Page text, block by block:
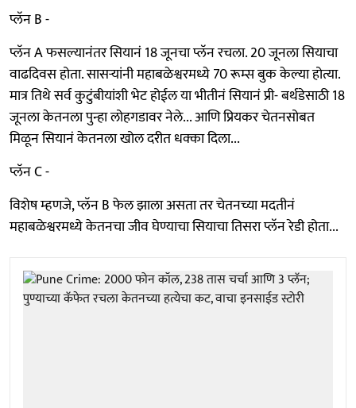
प्लॅन B -
प्लॅन A फसल्यानंतर सियानं 18 जूनचा प्लॅन रचला. 20 जूनला सियाचा
वाढदिवस होता. सासऱ्यांनी महाबळेश्वरमध्ये 70 रूम्स बुक केल्या होत्या.
मात्र तिथे सर्व कुटुंबीयांशी भेट होईल या भीतीनं सियानं प्री- बर्थडेसाठी 18
जूनला केतनला पुन्हा लोहगडावर नेले... आणि प्रियकर चेतनसोबत
मिळून सियानं केतनला खोल दरीत धक्का दिला...
प्लॅन C -
विशेष म्हणजे, प्लॅन B फेल झाला असता तर चेतनच्या मदतीनं
महाबळेश्वरमध्ये केतनचा जीव घेण्याचा सियाचा तिसरा प्लॅन रेडी होता...